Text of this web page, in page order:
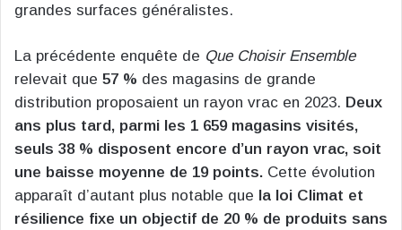
grandes surfaces généralistes.
La précédente enquête de Que Choisir Ensemble
relevait que 57 % des magasins de grande
distribution proposaient un rayon vrac en 2023. Deux
ans plus tard, parmi les 1 659 magasins visités,
seuls 38 % disposent encore d’un rayon vrac, soit
une baisse moyenne de 19 points. Cette évolution
apparaît d’autant plus notable que la loi Climat et
résilience fixe un objectif de 20 % de produits sans